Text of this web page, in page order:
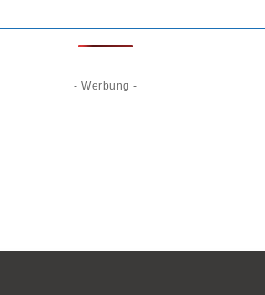
- Werbung -